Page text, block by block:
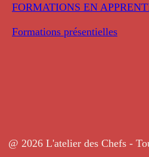
FORMATIONS EN
Formations présentielles
@ 2026 L'atelier des Chefs -